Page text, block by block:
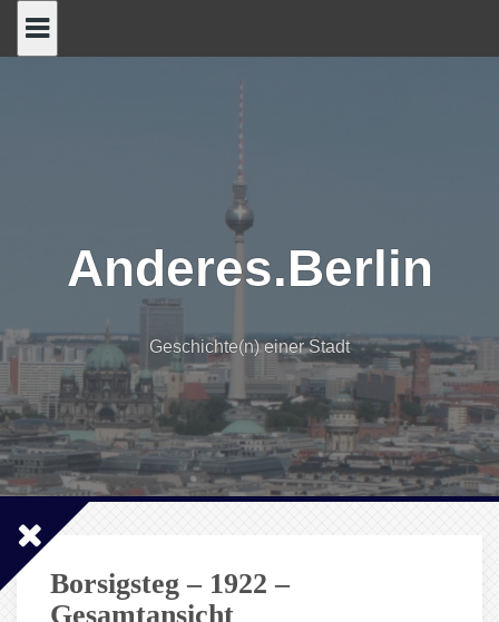
Anderes.Berlin
Geschichte(n) einer Stadt
Borsigsteg – 1922 –
Gesamtansicht